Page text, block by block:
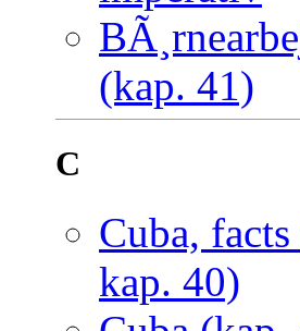
(kap. 41)
C
Cuba,
kap. 40)